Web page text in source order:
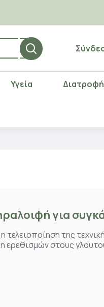
Υγεία Διατροφή
για
της
ερεθισμών στους